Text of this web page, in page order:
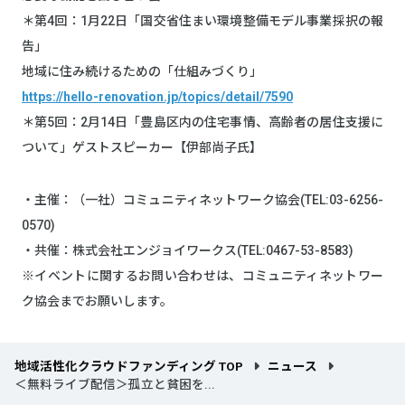
＊第4回：1月22日「国交省住まい環境整備モデル事業採択の報
告」
地域に住み続けるための「仕組みづくり」
https://hello-renovation.jp/topics/detail/7590
＊第5回：2月14日「豊島区内の住宅事情、高齢者の居住支援に
ついて」ゲストスピーカー【伊部尚子氏】
・主催：（一社）コミュニティネットワーク協会(TEL:03-6256-
0570)
・共催：株式会社エンジョイワークス(TEL:0467-53-8583)
※イベントに関するお問い合わせは、コミュニティネットワー
ク協会までお願いします。
地域活性化クラウドファンディング TOP
ニュース
＜無料ライブ配信＞孤立と貧困を...